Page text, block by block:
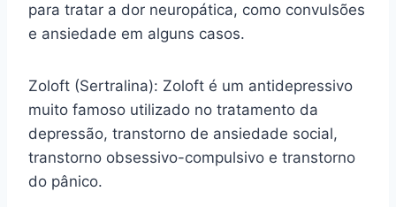
para tratar a dor neuropática, como convulsões
e ansiedade em alguns casos.
Zoloft (Sertralina): Zoloft é um antidepressivo
muito famoso utilizado no tratamento da
depressão, transtorno de ansiedade social,
transtorno obsessivo-compulsivo e transtorno
do pânico.